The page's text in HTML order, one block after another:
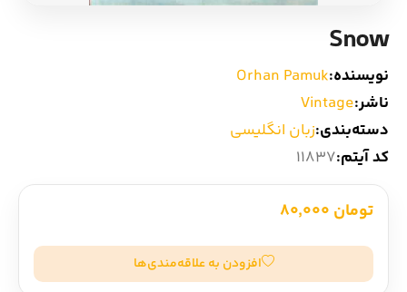
شعر و متون کهن
Snow
نویسنده:Orhan Pamuk
ناشر:Vintage
دسته‌بندی:زبان انگلیسی
کد آیتم:11837
تومان 80,000
افزودن به علاقه‌مندی‌ها